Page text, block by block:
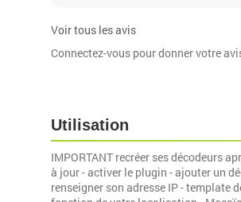
Voir tous les avis
Connectez-vous pour donner votre
Utilisation
IMPORTANT recréer ses décodeurs
à jour - activer le plugin - ajouter un
renseigner son adresse IP - template